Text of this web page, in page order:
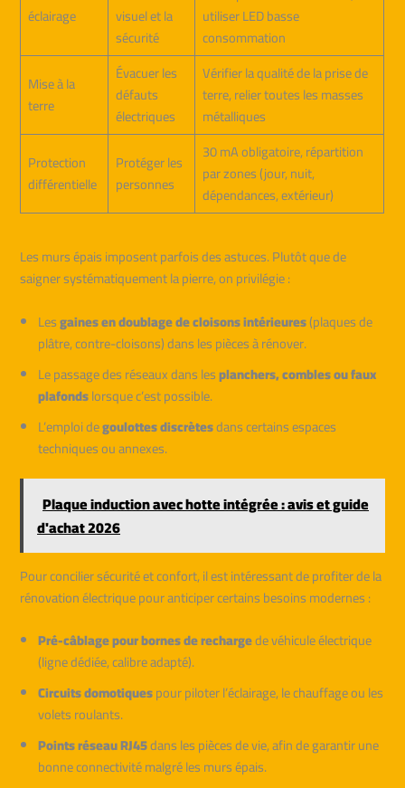
éclairage
visuel et la
sécurité
utiliser LED basse
consommation
Mise à la
terre
Évacuer les
défauts
électriques
Vérifier la qualité de la prise de
terre, relier toutes les masses
métalliques
Protection
différentielle
Protéger les
personnes
30 mA obligatoire, répartition
par zones (jour, nuit,
dépendances, extérieur)
Les murs épais imposent parfois des astuces. Plutôt que de
saigner systématiquement la pierre, on privilégie :
Lesgaines en doublage de cloisons intérieures(plaques de
plâtre, contre-cloisons) dans les pièces à rénover.
Le passage des réseaux dans lesplanchers, combles ou faux
plafondslorsque c’est possible.
L’emploi degoulottes discrètesdans certains espaces
techniques ou annexes.
Plaque induction avec hotte intégrée : avis et guide
d'achat 2026
Pour concilier sécurité et confort, il est intéressant de profiter de la
rénovation électrique pour anticiper certains besoins modernes :
Pré-câblage pour bornes de rechargede véhicule électrique
(ligne dédiée, calibre adapté).
Circuits domotiquespour piloter l’éclairage, le chauffage ou les
volets roulants.
Points réseau RJ45dans les pièces de vie, afin de garantir une
bonne connectivité malgré les murs épais.